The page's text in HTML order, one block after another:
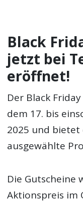
Black
jetzt bei
eröffnet!
Der Black
dem 17. bis
2025 und bietet
ausgewählte
Die Gutscheine
Aktionspreis im